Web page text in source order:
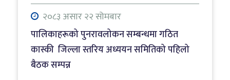
२०८३ असार २२ सोमबार
पालिकाहरूको पुनरावलोकन सम्बन्धमा गठित
कास्की जिल्ला स्तरिय अध्ययन समितिको पहिलो
बैठक सम्पन्न